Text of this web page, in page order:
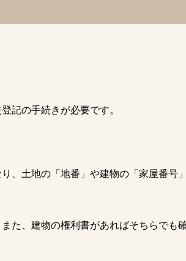
記の手続きが必要です。
、土地の「地番」や建物の「家屋番号
た、建物の権利書があればそちらでも